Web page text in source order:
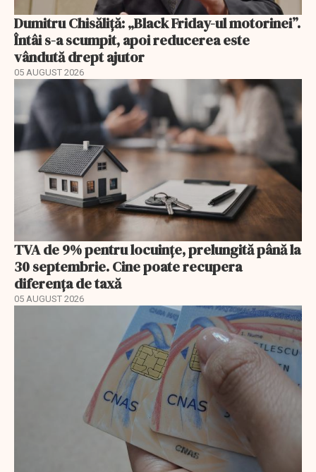
Dumitru Chisăliță: „Black Friday-ul motorinei”.
Întâi s-a scumpit, apoi reducerea este
vândută drept ajutor
05 AUGUST 2026
TVA de 9% pentru locuințe, prelungită până la
30 septembrie. Cine poate recupera
diferența de taxă
05 AUGUST 2026